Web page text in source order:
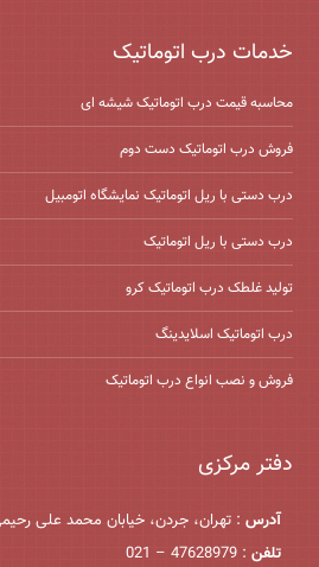
خدمات درب اتوماتیک
محاسبه قیمت درب اتوماتیک شیشه ‌ای
فروش درب اتوماتیک دست دوم
درب دستی با ریل اتوماتیک نمایشگاه اتومبیل
درب دستی با ریل اتوماتیک
تولید غلطک درب اتوماتیک کرو
درب اتوماتیک اسلایدینگ
فروش و نصب انواع درب اتوماتیک
دفتر مرکزی
آدرس : تهران، جردن، خیابان محمد علی رحیمی،
تلفن : 47628979 – 021